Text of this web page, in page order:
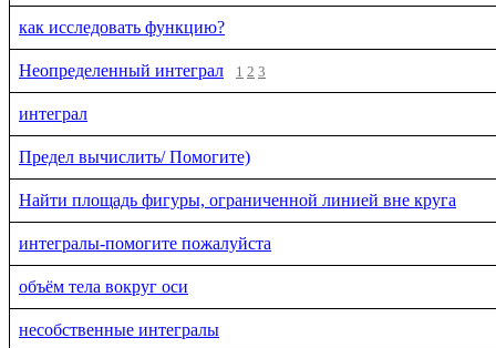
как исследовать функцию?
Неопределенный интеграл 1 2 3
интеграл
Предел вычислить/ Помогите)
Найти площадь фигуры, ограниченной линией вне круга
интегралы-помогите пожалуйста
объём тела вокруг оси
несобственные интегралы